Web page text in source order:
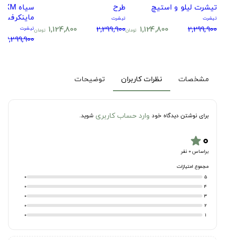
تیشرت لیلو و استیچ
تیشرت
2,299,900
1,124,800 تومان
طرح
تیشرت
2,299,900
1,124,800 تومان
ماینکرفت
تیشرت
2,299,900
مشخصات نظرات کاربران توضیحات
برای نوشتن دیدگاه خود وارد حساب کاربری شوید.
۰star
براساس 0 نفر
مجموع امتیازات
5
0
4
0
3
0
2
0
1
0